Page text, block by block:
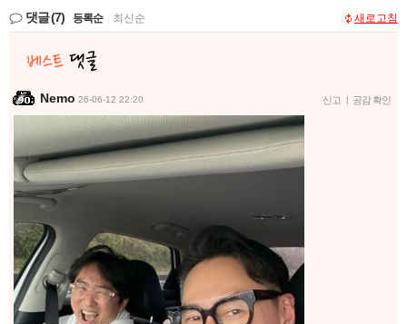
댓글(7) 등록순 최신순 새로고침
Nemo 26-06-12 22:20 신고 | 공감 확인